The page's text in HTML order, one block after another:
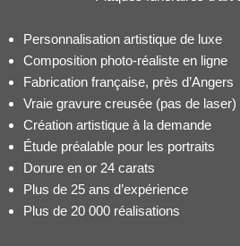
Personnalisation artistique de luxe
Composition photo-réaliste en ligne
Fabrication française, près d’Angers
Vraie gravure creusée (pas de laser)
Création artistique à la demande
Étude préalable pour les portraits
Dorure en or 24 carats
Plus de 25 ans d’expérience
Plus de 20 000 réalisations